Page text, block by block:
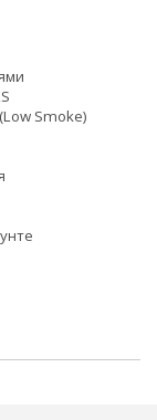
Smoke)